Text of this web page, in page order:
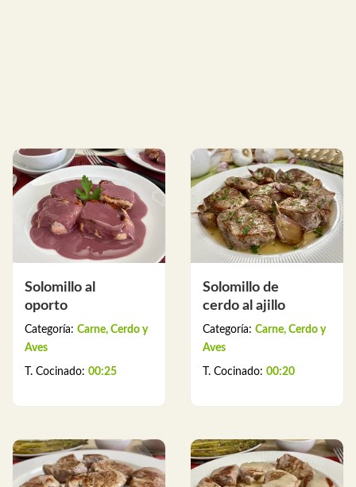
Solomillo al
oporto
Categoría: Carne, Cerdo y
Aves
T. Cocinado: 00:25
Solomillo de
cerdo al ajillo
Categoría: Carne, Cerdo y
Aves
T. Cocinado: 00:20